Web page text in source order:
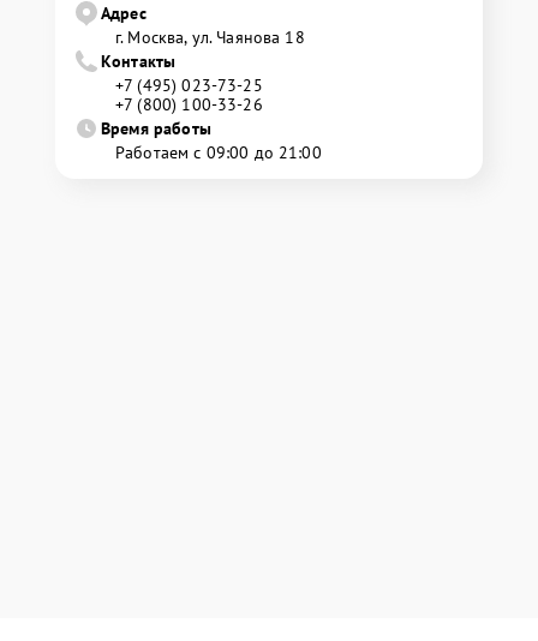
Адрес
г. Москва, ул. Чаянова 18
Контакты
+7 (495) 023-73-25
+7 (800) 100-33-26
Время работы
Работаем с 09:00 до 21:00